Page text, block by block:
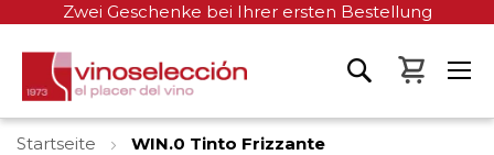
Zwei Geschenke bei Ihrer ersten Bestellung
Mein
Startseite WIN.0 Tinto Frizzante